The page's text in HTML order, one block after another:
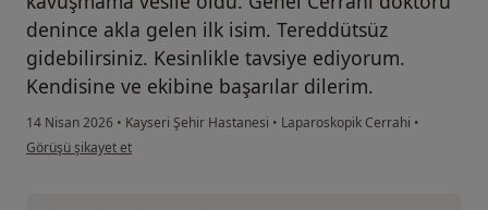
denince akla gelen ilk isim. Tereddütsüz
gidebilirsiniz. Kesinlikle tavsiye ediyorum.
Kendisine ve ekibine başarılar dilerim.
14 Nisan 2026 • Kayseri Şehir Hastanesi • Laparoskopik Cerrahi •
kullanıcının görüşüne göre ha....
Görüşü şikayet et